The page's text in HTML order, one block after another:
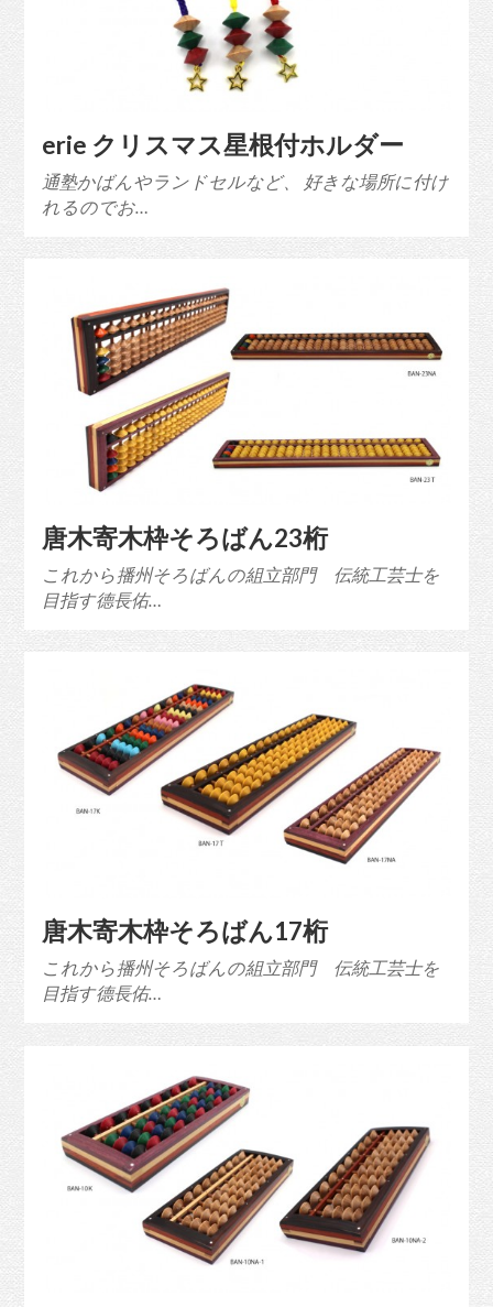
erie クリスマス星根付ホルダー
通塾かばんやランドセルなど、 好きな場所に付け
れるのでお…
唐木寄木枠そろばん23桁
これから播州そろばんの組立部門 伝統工芸士を
目指す德長佑…
唐木寄木枠そろばん17桁
これから播州そろばんの組立部門 伝統工芸士を
目指す德長佑…